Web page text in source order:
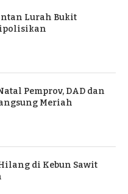
Lurah Bukit
Pemprov, DAD dan
Meriah
di Kebun Sawit